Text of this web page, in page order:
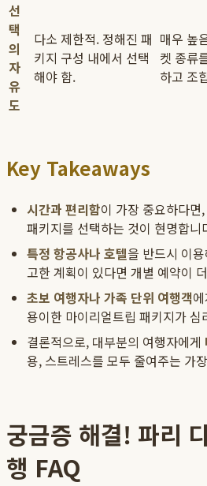
선
택
의
자
유
도
다소 제한적. 정해진 패
키지 구성 내에서 선택
해야 함.
매우 높
켓 종류
하고 조
Key Takeaways
시간과 편리함이 가장 중요하다면
패키지를 선택하는 것이 현명합니
특정 항공사나 호텔을 반드시 이
고한 계획이 있다면 개별 예약이
초보 여행자나 가족 단위 여행객
용이한 마이리얼트립 패키지가
결론적으로, 대부분의 여행자에게
용, 스트레스를 모두 줄여주는 가
궁금증 해결! 파리
행 FAQ